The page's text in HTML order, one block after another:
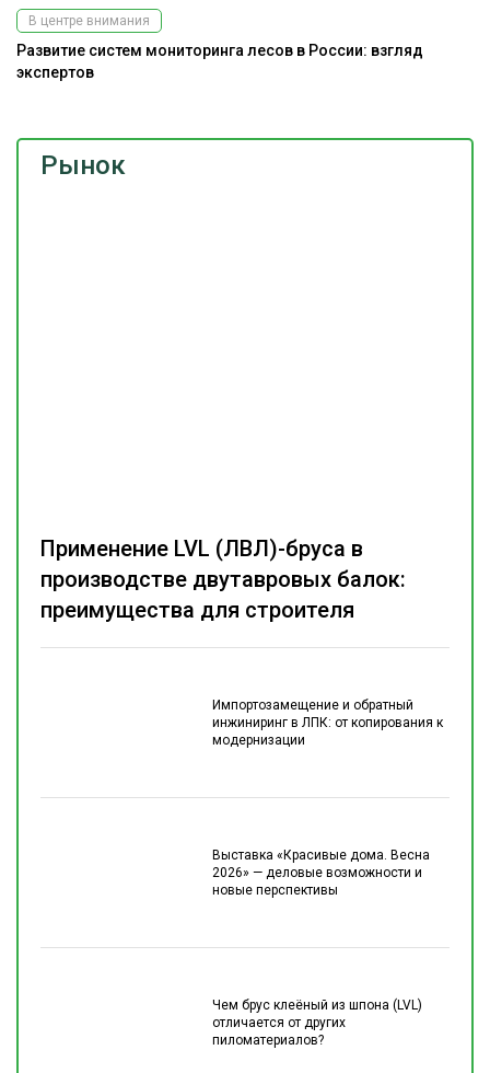
Рынок
Импортозамещение и обратный
инжиниринг в ЛПК: от копирования к
модернизации
Выставка «Красивые дома. Весна
2026» — деловые возможности и
новые перспективы
Чем брус клеёный из шпона (LVL)
отличается от других
пиломатериалов?
Применение LVL (ЛВЛ)-бруса в
производстве двутавровых балок:
преимущества для строителя
В центре внимания
Развитие систем мониторинга лесов в России: взгляд
экспертов